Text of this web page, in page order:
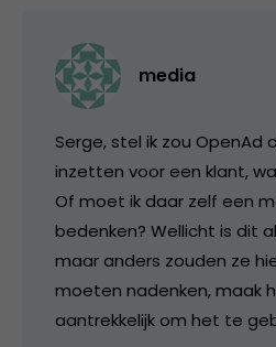
media
Serge, stel ik zou OpenAd
inzetten voor een klant,
Of moet ik daar zelf een
bedenken? Wellicht is dit
maar anders zouden ze
moeten nadenken, maak
aantrekkelijk om het te